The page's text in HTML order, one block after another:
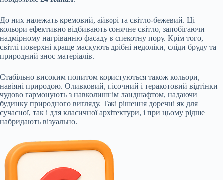
До них належать кремовий, айворі та світло-бежевий. Ці
кольори ефективно відбивають сонячне світло, запобігаючи
надмірному нагріванню фасаду в спекотну пору. Крім того,
світлі поверхні краще маскують дрібні недоліки, сліди бруду та
природний знос матеріалів.
Стабільно високим попитом користуються також кольори,
навіяні природою. Оливковий, пісочний і теракотовий відтінки
чудово гармонують з навколишнім ландшафтом, надаючи
будинку природного вигляду. Такі рішення доречні як для
сучасної, так і для класичної архітектури, і при цьому рідше
набридають візуально.